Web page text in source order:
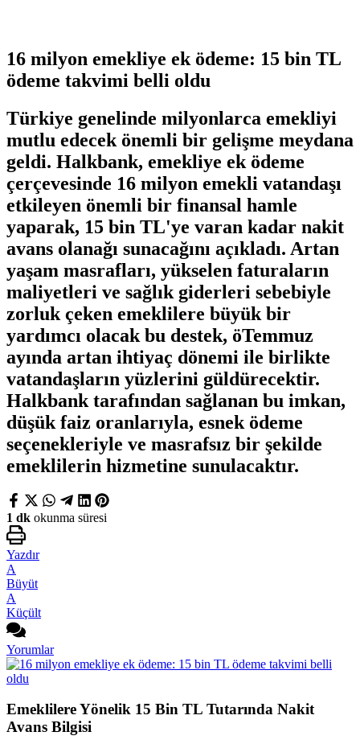
16 milyon emekliye ek ödeme: 15 bin TL
ödeme takvimi belli oldu
Türkiye genelinde milyonlarca emekliyi
mutlu edecek önemli bir gelişme meydana
geldi. Halkbank, emekliye ek ödeme
çerçevesinde 16 milyon emekli vatandaşı
etkileyen önemli bir finansal hamle
yaparak, 15 bin TL'ye varan kadar nakit
avans olanağı sunacağını açıkladı. Artan
yaşam masrafları, yükselen faturaların
maliyetleri ve sağlık giderleri sebebiyle
zorluk çeken emeklilere büyük bir
yardımcı olacak bu destek, öTemmuz
ayında artan ihtiyaç dönemi ile birlikte
vatandaşların yüzlerini güldürecektir.
Halkbank tarafından sağlanan bu imkan,
düşük faiz oranlarıyla, esnek ödeme
seçenekleriyle ve masrafsız bir şekilde
emeklilerin hizmetine sunulacaktır.
1 dk okunma süresi
Yazdır
A
Büyüt
A
Küçült
Yorumlar
Emeklilere Yönelik 15 Bin TL Tutarında Nakit
Avans Bilgisi